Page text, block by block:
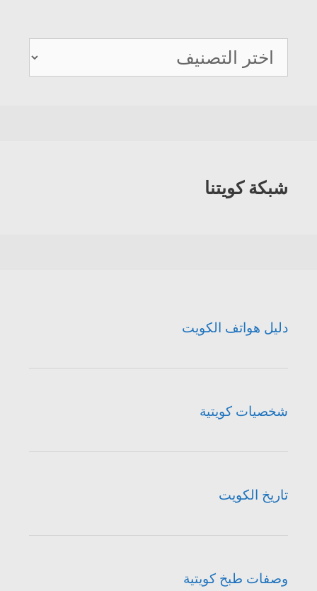
دليل
هواتف
شبكة كويتنا
دليل هواتف الكويت
شخصيات كويتية
تاريخ الكويت
وصفات طبخ كويتية